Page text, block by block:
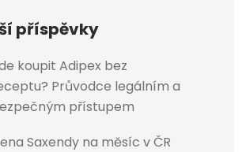
příspěvky
koupit Adipex bez
Průvodce legálním a
přístupem
Saxendy na měsíc v ČR